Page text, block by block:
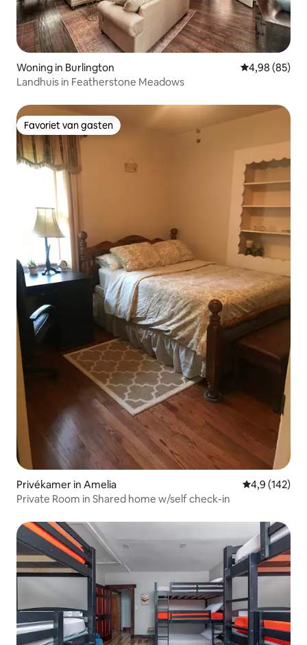
Woning in Burlington Gemiddelde
4,98 (85)
Landhuis in Featherstone Meadows
Favoriet van gasten
Favoriet van gasten
Privékamer in Amelia Gemiddelde
4,9 (142)
Private Room in Shared home w/self check-in